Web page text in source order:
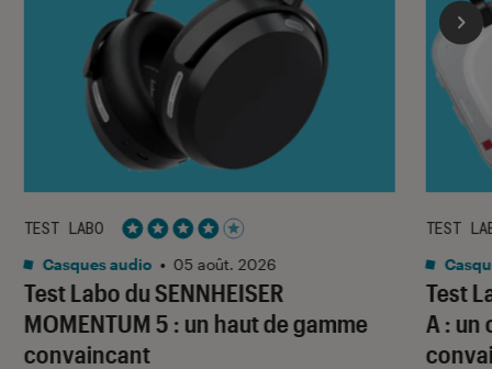
Test Labo du SENNHEISER
MOMENTUM 5 : un haut de gamme
convaincant
TEST LABO
Noté 4 étoiles sur 5
Casques audio • 05 août. 2026
Test
A : un
TEST